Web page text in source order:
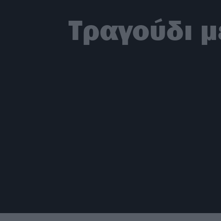
Τραγούδι